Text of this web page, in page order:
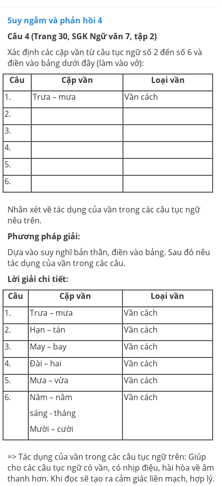
Suy ngẫm và phản hồi 4
Câu 4 (Trang 30, SGK Ngữ văn 7, tập 2)
Xác định các cặp vần từ câu tục ngữ số 2 đến số 6 và
điền vào bảng dưới đây (làm vào vở):
Câu
Cặp vần
Loại vần
1.
Trưa – mưa
Vần cách
2.
3.
4.
5.
6.
Nhân xét về tác dụng của vần trong các câu tục ngữ
nêu trên.
Phương pháp giải:
Dựa vào suy nghĩ bản thân, điền vào bảng. Sau đó nêu
tác dụng của vần trong các câu.
Lời giải chi tiết:
Câu
Cặp vần
Loại vần
1.
Trưa – mưa
Vần cách
2.
Hạn – tán
Vần cách
3.
May – bay
Vần cách
4.
Đài – hai
Vần cách
5.
Mưa – vừa
Vần cách
6.
Năm – nằm
sáng - tháng
Mười – cười
Vần cách
=> Tác dụng của vần trong các câu tục ngữ trên: Giúp
cho các câu tục ngữ có vần, có nhịp điệu, hài hòa về âm
thanh hơn. Khi đọc sẽ tạo ra cảm giác liền mạch, hợp lý.